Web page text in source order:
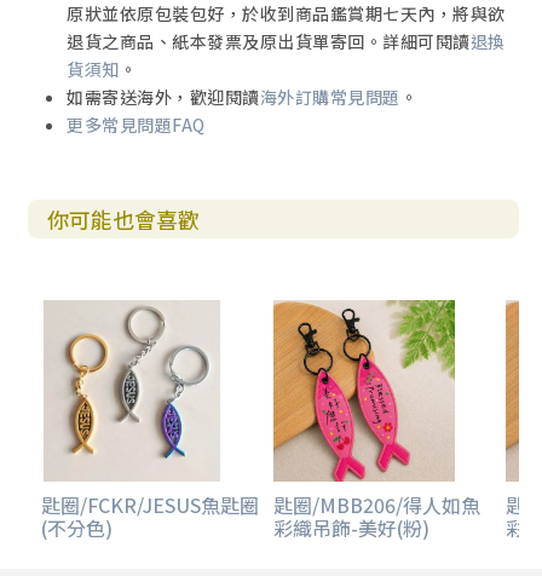
原狀並依原包裝包好，於收到商品鑑賞期七天內，將與欲
退貨之商品、紙本發票及原出貨單寄回。詳細可閱讀退換
貨須知 。
如需寄送海外，歡迎閱讀海外訂購常見問題 。
更多常見問題FAQ
你可能也會喜歡
匙圈/FCKR/JESUS魚匙圈
(不分色)
匙圈/MBB206/得人如魚
彩織吊飾-美好(粉)
匙
彩